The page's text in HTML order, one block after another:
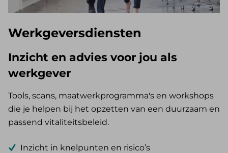
Werkgeversdiensten
Inzicht en advies voor jou als
werkgever
Tools, scans, maatwerkprogramma's en workshops
die je helpen bij het opzetten van een duurzaam en
passend vitaliteitsbeleid.
Inzicht in knelpunten en risico’s